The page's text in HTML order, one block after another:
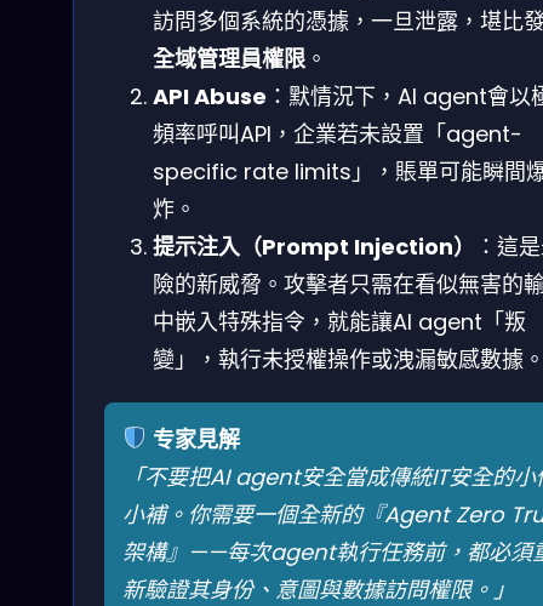
訪問多個系統的憑據，一旦泄露，堪比
全域管理員權限 。
API Abuse ：默情況下，AI agent會以
頻率呼叫API，企業若未設置「agent-
specific rate limits」，賬單可能瞬間
炸。
提示注入（Prompt Injection）
：這
險的新威脅。攻擊者只需在看似無害的
中嵌入特殊指令，就能讓AI agent「叛
變」，執行未授權操作或洩漏敏感數據
专家見解
「不要把AI agent安全當成傳統IT安全的小
小補。你需要一個全新的『Agent Zero
架構』——每次agent執行任務前，都必須
新驗證其身份、意圖與數據訪問權限。」